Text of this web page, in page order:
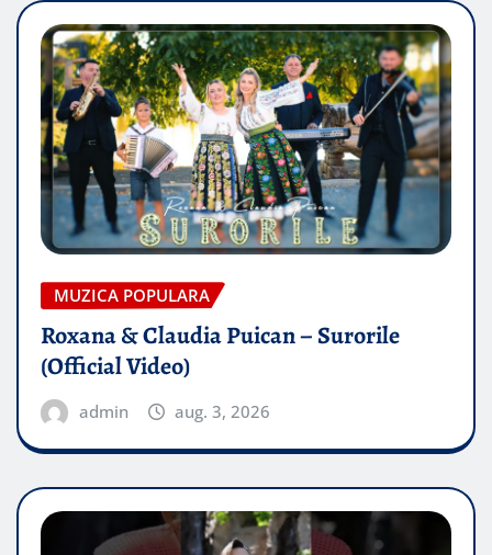
MUZICA POPULARA
Roxana & Claudia Puican – Surorile
(Official Video)
admin aug. 3, 2026